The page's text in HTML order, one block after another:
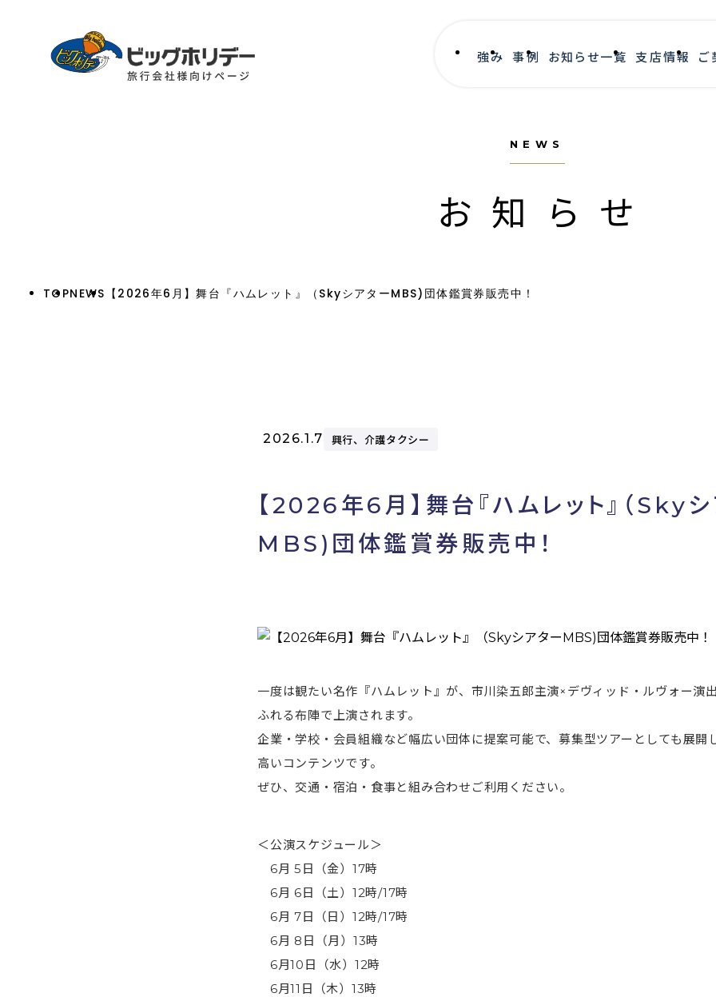
強み 事例 お知らせ一覧 支店情報 ご
NEWS
お知らせ
TOPNEWS 【2026年6月】舞台『ハムレット』（SkyシアターMBS)団体鑑賞券販売中！
2026.1.7 興行、介護タクシー
【2026年6月】舞台『ハムレット』（Sky
MBS)団体鑑賞券販売中！
一度は観たい名作『ハムレット』が、市川染五郎主演×デヴィッド・ルヴォー演
ふれる布陣で上演されます。
企業・学校・会員組織など幅広い団体に提案可能で、募集型ツアーとしても展開
高いコンテンツです。
ぜひ、交通・宿泊・食事と組み合わせご利用ください。
＜公演スケジュール＞
6月 5日（金）17時
6月 6日（土）12時/17時
6月 7日（日）12時/17時
6月 8日（月）13時
6月10日（水）12時
6月11日（木）13時